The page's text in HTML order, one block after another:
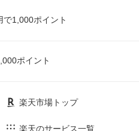
1,000ポイント
ポイント
楽天市場トップ
楽天のサービス一覧